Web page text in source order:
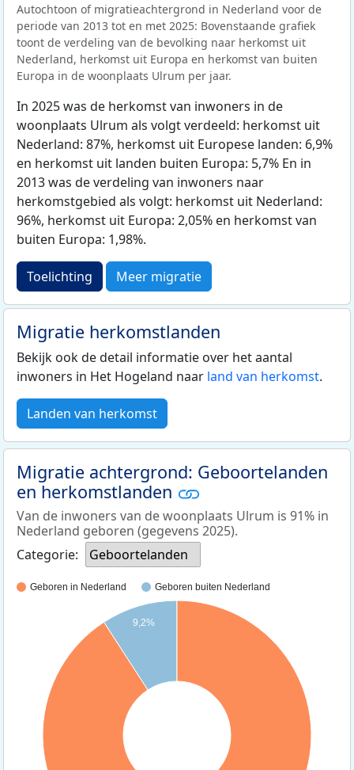
Autochtoon of migratieachtergrond in Nederland voor de
periode van 2013 tot en met 2025: Bovenstaande grafiek
toont de verdeling van de bevolking naar herkomst uit
Nederland, herkomst uit Europa en herkomst van buiten
Europa in de woonplaats Ulrum per jaar.
In 2025 was de herkomst van inwoners in de
woonplaats Ulrum als volgt verdeeld: herkomst uit
Nederland: 87%, herkomst uit Europese landen: 6,9%
en herkomst uit landen buiten Europa: 5,7% En in
2013 was de verdeling van inwoners naar
herkomstgebied als volgt: herkomst uit Nederland:
96%, herkomst uit Europa: 2,05% en herkomst van
buiten Europa: 1,98%.
Toelichting Meer migratie
Migratie herkomstlanden
Bekijk ook de detail informatie over het aantal
inwoners in Het Hogeland naar land van herkomst.
Landen van herkomst
Migratie achtergrond: Geboortelanden
en herkomstlanden
Van de inwoners van de woonplaats Ulrum is 91% in
Nederland geboren (gegevens 2025).
Categorie:
Geboortelanden
Geboren in Nederland Geboren buiten Nederland
9,2%